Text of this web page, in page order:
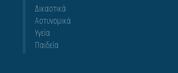
Δικαστικά
Αστυνομικά
Υγεία
Παιδεία